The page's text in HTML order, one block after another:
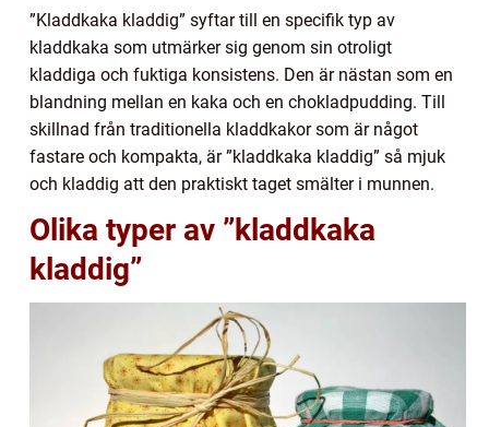
”Kladdkaka kladdig” syftar till en specifik typ av
kladdkaka som utmärker sig genom sin otroligt
kladdiga och fuktiga konsistens. Den är nästan som en
blandning mellan en kaka och en chokladpudding. Till
skillnad från traditionella kladdkakor som är något
fastare och kompakta, är ”kladdkaka kladdig” så mjuk
och kladdig att den praktiskt taget smälter i munnen.
Olika typer av ”kladdkaka
kladdig”